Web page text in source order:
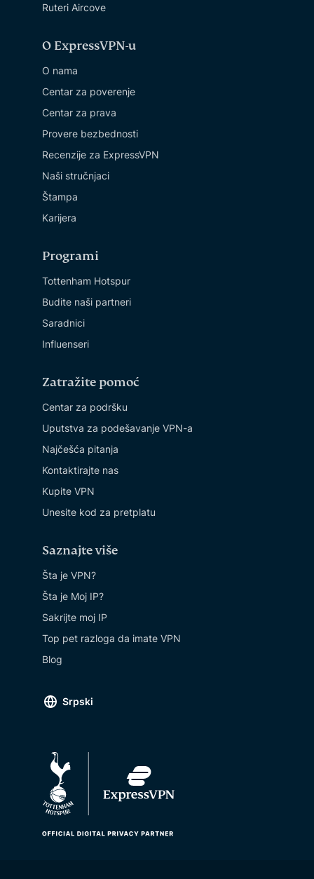
Ruteri Aircove
O ExpressVPN-u
O nama
Centar za poverenje
Centar za prava
Provere bezbednosti
Recenzije za ExpressVPN
Naši stručnjaci
Štampa
Karijera
Programi
Tottenham Hotspur
Budite naši partneri
Saradnici
Influenseri
Zatražite pomoć
Centar za podršku
Uputstva za podešavanje VPN-a
Najčešća pitanja
Kontaktirajte nas
Kupite VPN
Unesite kod za pretplatu
Saznajte više
Šta je VPN?
Šta je Moj IP?
Sakrijte moj IP
Top pet razloga da imate VPN
Blog
Srpski